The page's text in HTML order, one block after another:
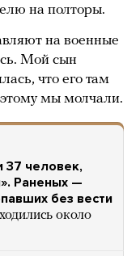
на полторы.
на военные
Мой сын
что его там
мы молчали.
37 человек,
Раненых —
без вести
около